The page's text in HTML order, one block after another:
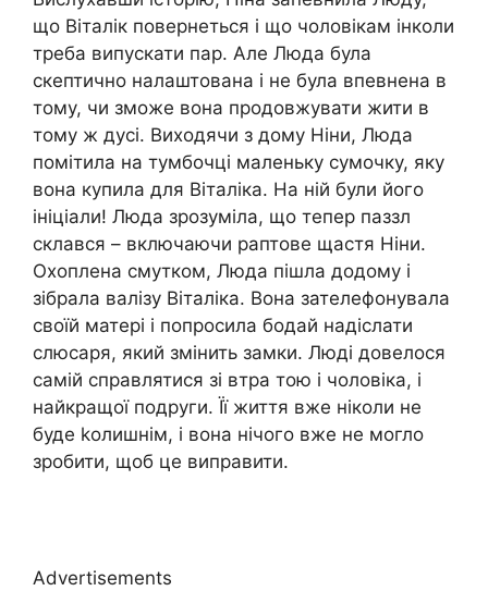
що Віталік повернеться і що чоловікам інколи
треба випускати пар. Але Люда була
скептично налаштована і не була впевнена в
тому, чи зможе вона продовжувати жити в
тому ж дусі. Виходячи з дому Ніни, Люда
помітила на тумбочці маленьку сумочку, яку
вона купила для Віталіка. На ній були його
ініціали! Люда зрозуміла, що тепер паззл
склався – включаючи раптове щастя Ніни.
Охоплена смутком, Люда пішла додому і
зібрала валізу Віталіка. Вона зателефонувала
своїй матері і попросила бодай надіслати
слюсаря, який змінить замки. Люді довелося
самій справлятися зі втра тою і чоловіка, і
найкращої подруги. Її життя вже ніколи не
буде kолишнім, і вона нічого вже не могло
зробити, щоб це виправити.
Advertisements